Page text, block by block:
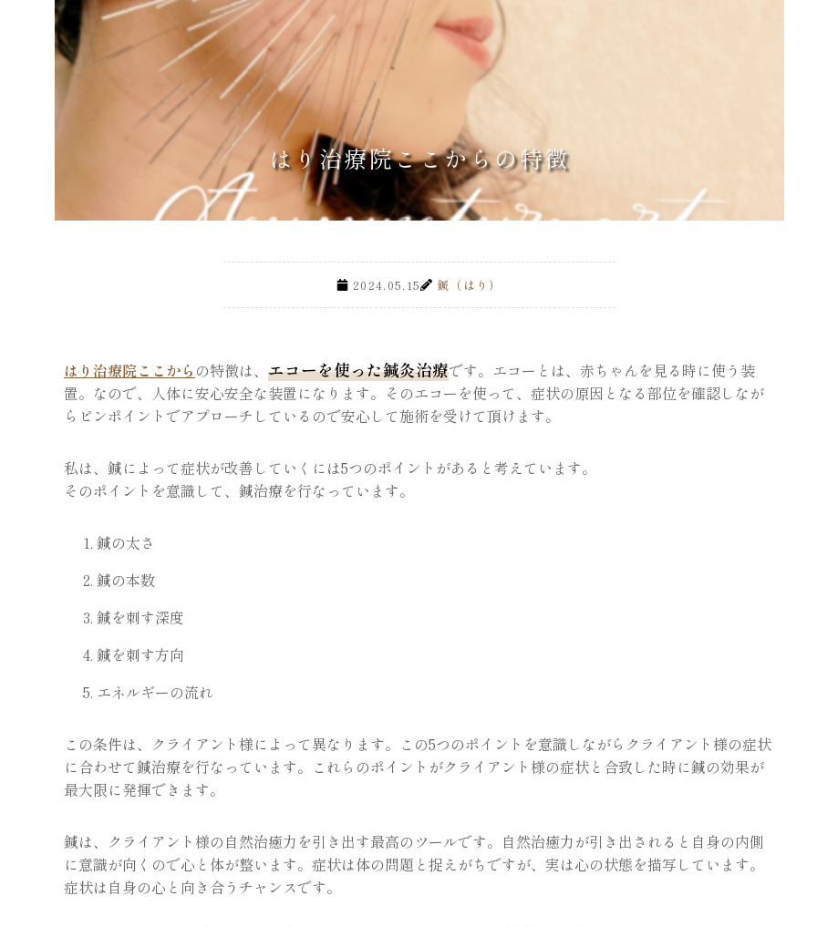
はり治療院ここからの特徴
2024.05.15 鍼（はり）
はり治療院ここから の特徴は、 エコーを使った鍼灸治療です。エコーとは、赤ちゃんを見る時に使う装
置。なので、人体に安心安全な装置になります。そのエコーを使って、症状の原因となる部位を確認しなが
らピンポイントでアプローチしているので安心して施術を受けて頂けます。
私は、鍼によって症状が改善していくには5つのポイントがあると考えています。
そのポイントを意識して、鍼治療を行なっています。
鍼の太さ
鍼の本数
鍼を刺す深度
鍼を刺す方向
エネルギーの流れ
この条件は、クライアント様によって異なります。この5つのポイントを意識しながらクライアント様の症状
に合わせて鍼治療を行なっています。これらのポイントがクライアント様の症状と合致した時に鍼の効果が
最大限に発揮できます。
鍼は、クライアント様の自然治癒力を引き出す最高のツールです。自然治癒力が引き出されると自身の内側
に意識が向くので心と体が整います。症状は体の問題と捉えがちですが、実は心の状態を描写しています。
症状は自身の心と向き合うチャンスです。